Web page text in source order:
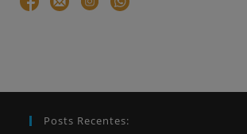
Posts Recentes: